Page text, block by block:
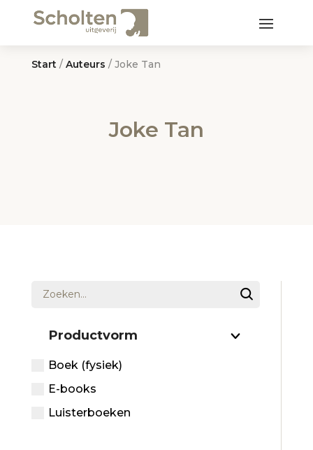
Start / Auteurs / Joke Tan
Joke Tan
Productvorm
Boek (fysiek)
E-books
Luisterboeken